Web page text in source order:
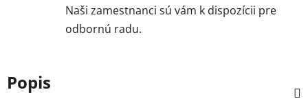
Naši zamestnanci sú vám k dispozícii pre
odbornú radu.
Popis